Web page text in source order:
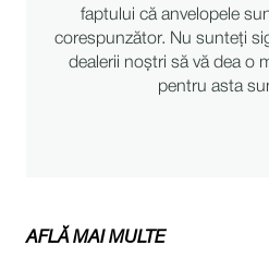
faptului că anvelopele
corespunzător. Nu sunteți
dealerii noștri să vă dea o
pentru asta
AFLĂ MAI MULTE